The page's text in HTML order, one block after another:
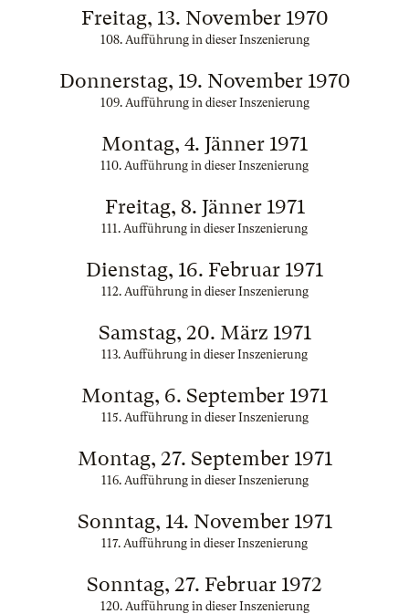
Freitag, 13. November 1970
108. Aufführung in dieser Inszenierung
Donnerstag, 19. November 1970
109. Aufführung in dieser Inszenierung
Montag, 4. Jänner 1971
110. Aufführung in dieser Inszenierung
Freitag, 8. Jänner 1971
111. Aufführung in dieser Inszenierung
Dienstag, 16. Februar 1971
112. Aufführung in dieser Inszenierung
Samstag, 20. März 1971
113. Aufführung in dieser Inszenierung
Montag, 6. September 1971
115. Aufführung in dieser Inszenierung
Montag, 27. September 1971
116. Aufführung in dieser Inszenierung
Sonntag, 14. November 1971
117. Aufführung in dieser Inszenierung
Sonntag, 27. Februar 1972
120. Aufführung in dieser Inszenierung